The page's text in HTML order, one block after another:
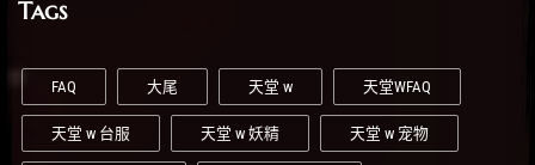
Tags
FAQ 大尾 天堂 w 天堂WFAQ
天堂 w 台服 天堂 w 妖精 天堂 w 宠物